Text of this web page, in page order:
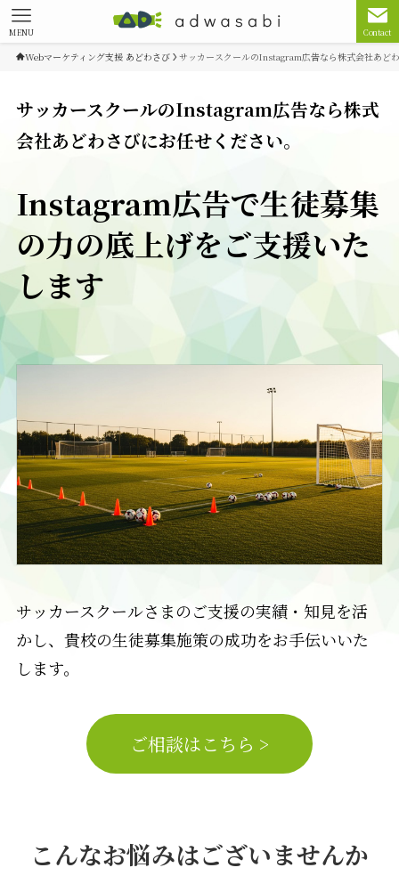
Contact
MENU
Webマーケティング支援 あどわさび サッカースクールのInstagram広告なら株式会社あど
サッカースクールのInstagram広告なら株式
会社あどわさびにお任せください。
Instagram広告で生徒募集
の力の底上げをご支援いた
します
サッカースクールさまのご支援の実績・知見を活
かし、貴校の生徒募集施策の成功をお手伝いいた
します。
ご相談はこちら >
こんなお悩みはございませんか